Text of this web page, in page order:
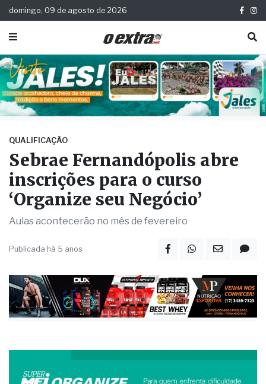
domingo, 09 de agosto de 2026
QUALIFICAÇÃO
Sebrae Fernandópolis abre
inscrições para o curso
‘Organize seu Negócio’
Aulas acontecerão no mês de fevereiro
Publicada há 5 anos